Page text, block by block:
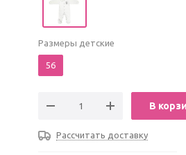
Размеры детские
56
В
Рассчитать доставку